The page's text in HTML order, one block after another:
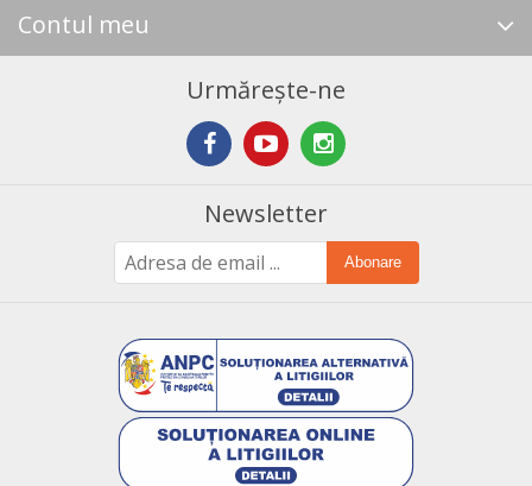
Contul meu
Urmărește-ne
Newsletter
Abonare